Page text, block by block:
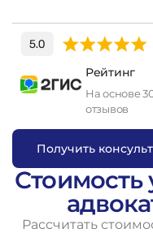
Рейтинг
На основе
отзывов
Получить консульт
Стоимость
Рассчитать